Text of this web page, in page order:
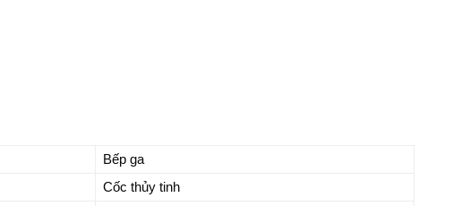
Bếp ga
Cốc thủy tinh